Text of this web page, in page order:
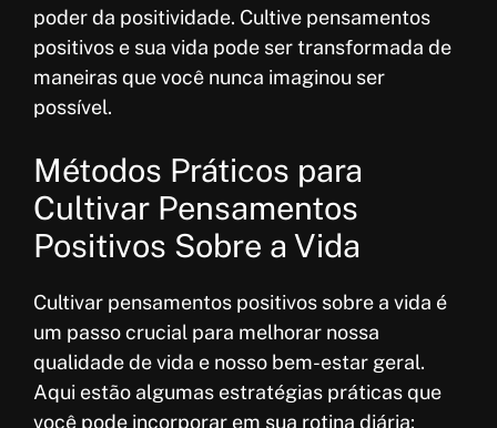
poder da positividade. Cultive pensamentos
positivos e sua vida pode ser transformada de
maneiras que você nunca imaginou ser
possível.
Métodos Práticos para
Cultivar Pensamentos
Positivos Sobre a Vida
Cultivar pensamentos positivos sobre a vida é
um passo crucial para melhorar nossa
qualidade de vida e nosso bem-estar geral.
Aqui estão algumas estratégias práticas que
você pode incorporar em sua rotina diária: